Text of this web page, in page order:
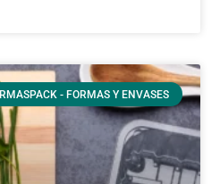
- FORMAS Y ENVASES